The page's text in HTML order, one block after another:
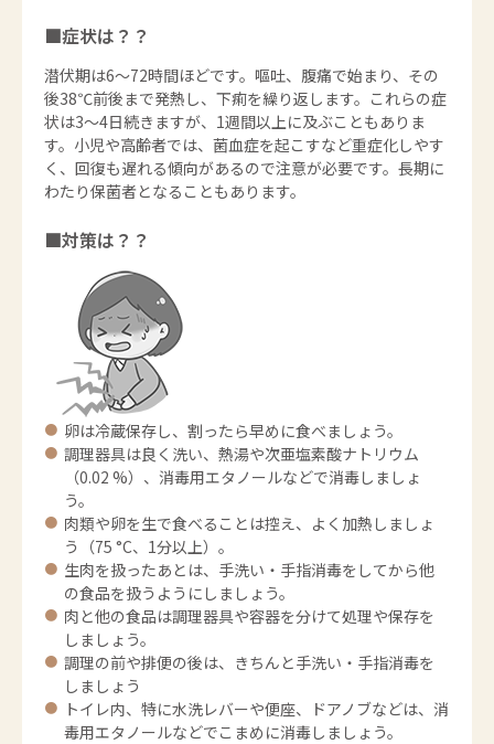
■症状は？？
潜伏期は6～72時間ほどです。嘔吐、腹痛で始まり、その
後38℃前後まで発熱し、下痢を繰り返します。これらの症
状は3～4日続きますが、1週間以上に及ぶこともありま
す。小児や高齢者では、菌血症を起こすなど重症化しやす
く、回復も遅れる傾向があるので注意が必要です。長期に
わたり保菌者となることもあります。
■対策は？？
卵は冷蔵保存し、割ったら早めに食べましょう。
調理器具は良く洗い、熱湯や次亜塩素酸ナトリウム
（0.02 %）、消毒用エタノールなどで消毒しましょ
う。
肉類や卵を生で食べることは控え、よく加熱しましょ
う（75 °C、1分以上）。
生肉を扱ったあとは、手洗い・手指消毒をしてから他
の食品を扱うようにしましょう。
肉と他の食品は調理器具や容器を分けて処理や保存を
しましょう。
調理の前や排便の後は、きちんと手洗い・手指消毒を
しましょう
トイレ内、特に水洗レバーや便座、ドアノブなどは、消
毒用エタノールなどでこまめに消毒しましょう。